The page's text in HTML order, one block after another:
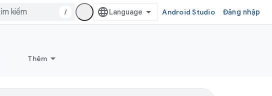
/ Android Studio Đăng nhập
Thêm